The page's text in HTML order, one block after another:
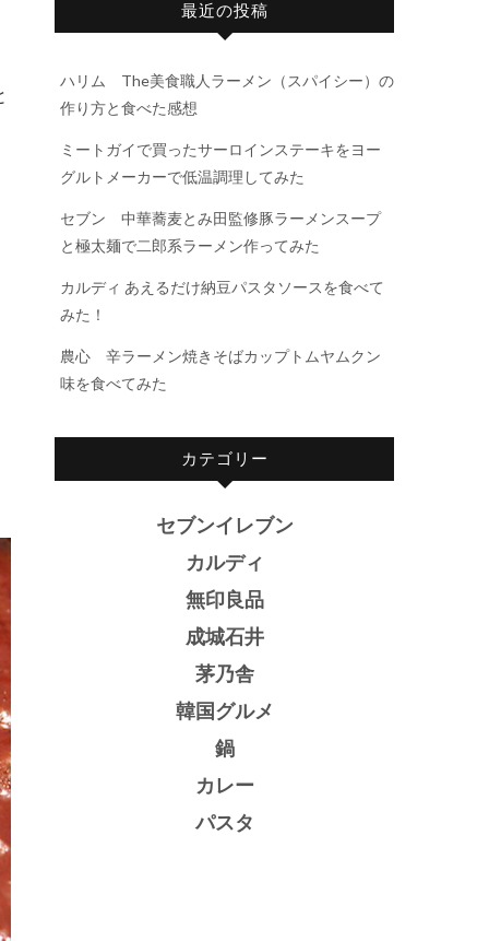
最近の投稿
ハリム The美食職人ラーメン（スパイシー）の
作り方と食べた感想
ミートガイで買ったサーロインステーキをヨー
グルトメーカーで低温調理してみた
セブン 中華蕎麦とみ田監修豚ラーメンスープ
と極太麺で二郎系ラーメン作ってみた
カルディ あえるだけ納豆パスタソースを食べて
みた！
農心 辛ラーメン焼きそばカップトムヤムクン
味を食べてみた
カテゴリー
セブンイレブン
カルディ
無印良品
成城石井
茅乃舎
韓国グルメ
鍋
カレー
パスタ